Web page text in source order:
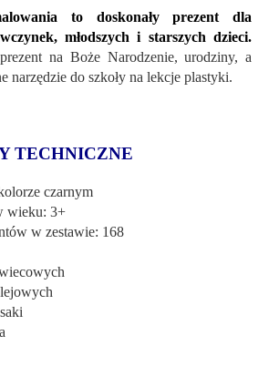
to doskonały prezent dla
młodszych i starszych dzieci.
na Boże Narodzenie, urodziny, a
narzędzie do szkoły na lekcje plastyki.
TECHNICZNE
czarnym
wieku: 3+
w zestawie: 168